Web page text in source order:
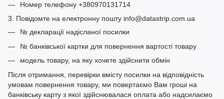
Номер телефону +380970131714
3. Повідомте на електронну пошту info@datastrip.com.ua
№ декларації надісланої посилки
№ банківської картки для повернення вартості товару
модель товару, на яку хочете здійснити обмін
Після отримання, перевірки вмісту посилки на відповідність
умовам повернення товару, ми повертаємо Вам гроші на
банківську карту з якої здійснювалася оплата або надсилаємо